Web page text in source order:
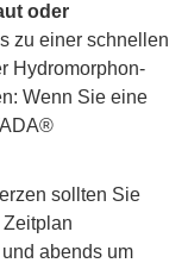
oder
zu einer schnellen
Hydromorphon-
Wenn Sie eine
sollten Sie
Zeitplan
abends um